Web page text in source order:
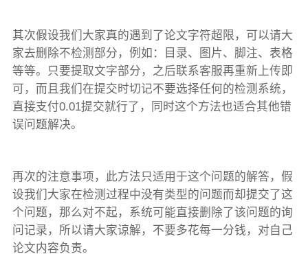
其次假设我们大家真的遇到了论文字符超限，可以请大
家去删除不检测部分，例如：目录、图片、脚注、表格
等等。只要提取文字部分，之后联系客服再重新上传即
可，而且我们在提交时切记不要选择任何的检测系统，
直接支付0.01提交就行了，同时这个方法也适合其他错
误问题解决。
再次的注意事项，此方法只适用于这个问题的解答，假
设我们大家在检测过程中没有类型的问题而却提交了这
个问题，那么对不起，系统可能直接删除了该问题的询
问记录，所以请大家谅解，不要多花每一分钱，对自己
论文内容负责。